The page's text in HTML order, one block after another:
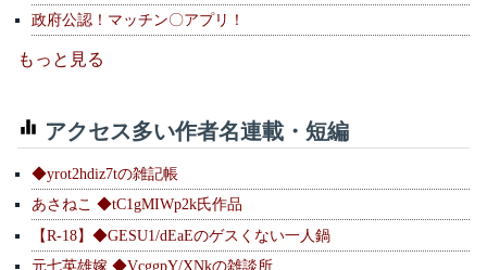
政府公認！マッチン〇アプリ！
もっと見る
アクセス多い作者名連載・短編
◆yrot2hdiz7tの雑記帳
あさねこ ◆tC1gMIWp2k氏作品
【R-18】◆GESU1/dEaEのゲスくない一人鍋
元七英雄嫁 ◆VcggpY/XNkの雑談所